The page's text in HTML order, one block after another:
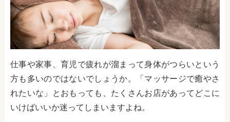
仕事や家事、育児で疲れが溜まって身体がつらいという
方も多いのではないでしょうか。「マッサージで癒やさ
れたいな」とおもっても、たくさんお店があってどこに
いけばいいか迷ってしまいますよね。